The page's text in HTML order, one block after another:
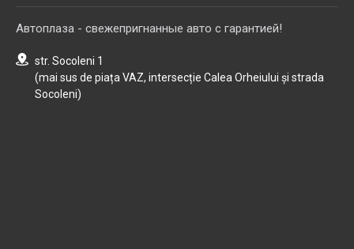
Автоплаза - свежепригнанные авто с гарантией!
str. Socoleni 1
(mai sus de piața VAZ, intersecție Calea Orheiului și strada
Socoleni)